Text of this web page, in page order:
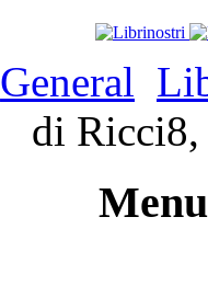
General
di